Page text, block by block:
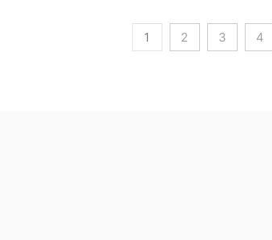
1 2 3 4